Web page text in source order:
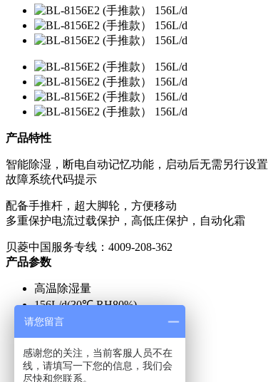
产品特性
智能除湿，断电自动记忆功能，启动后无需另行设置
故障系统代码提示
配备手推杆，超大脚轮，方便移动
多重保护电流过载保护，高低庄保护，自动化霜
贝菱中国服务专线：4009-208-362
产品参数
高温除湿量
156L/d(30℃ RH80%)
适用面积
额定电压/频率
220V-50Hz
请您留言
感谢您的关注，当前客服人员不在
线，请填写一下您的信息，我们会
尽快和您联系。